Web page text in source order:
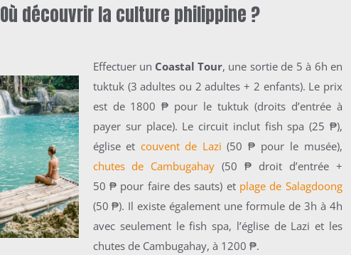
Où découvrir la culture philippine ?
Effectuer un Coastal Tour, une sortie de 5 à 6h en
tuktuk (3 adultes ou 2 adultes + 2 enfants). Le prix
est de 1800 ₱ pour le tuktuk (droits d’entrée à
payer sur place). Le circuit inclut fish spa (25 ₱),
église et couvent de Lazi (50 ₱ pour le musée),
chutes de Cambugahay(50 ₱ droit d’entrée +
50 ₱pour faire des sauts) et plage de Salagdoong
(50 ₱). Il existe égalementune formule de 3h à 4h
avec seulement le fish spa, l’église de Lazi et les
chutes de Cambugahay, à 1200 ₱.